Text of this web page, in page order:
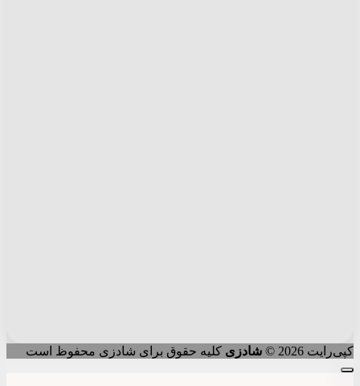
کپی‌رایت 2026 © شادزی کلیه حقوق برای شادزی محفوظ است